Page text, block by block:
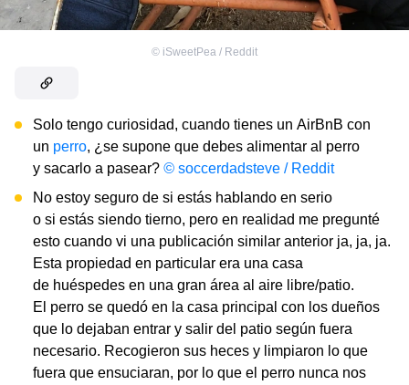
© iSweetPea / Reddit
Solo tengo curiosidad, cuando tienes un AirBnB con
un perro, ¿se supone que debes alimentar al perro
y sacarlo a pasear? © soccerdadsteve / Reddit
No estoy seguro de si estás hablando en serio
o si estás siendo tierno, pero en realidad me pregunté
esto cuando vi una publicación similar anterior ja, ja, ja.
Esta propiedad en particular era una casa
de huéspedes en una gran área al aire libre/patio.
El perro se quedó en la casa principal con los dueños
que lo dejaban entrar y salir del patio según fuera
necesario. Recogieron sus heces y limpiaron lo que
fuera que ensuciaran, por lo que el perro nunca nos